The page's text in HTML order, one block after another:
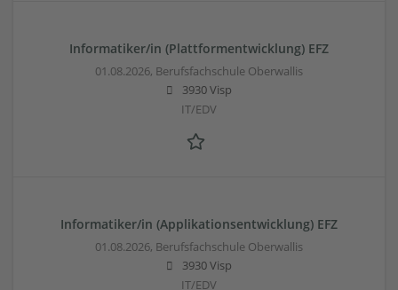
Informatiker/in (Plattformentwicklung) EFZ
01.08.2026, Berufsfachschule Oberwallis
3930 Visp
IT/EDV
Informatiker/in (Applikationsentwicklung) EFZ
01.08.2026, Berufsfachschule Oberwallis
3930 Visp
IT/EDV